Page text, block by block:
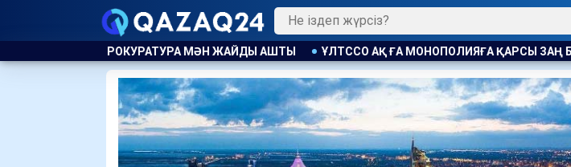
ҰЛТССО АҚ ҒА МОНОПОЛИЯҒА ҚАРСЫ ЗАҢ БҰЗУШЫЛЫҚ ҮШІН ЕСКЕРТУ ЖАСАЛДЫ